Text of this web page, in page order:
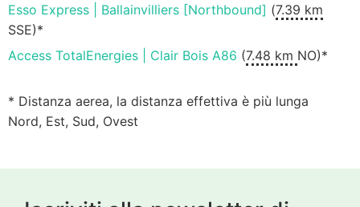
Esso Express | Ballainvilliers [Northbound] (7.39 km
SSE)*
Access TotalEnergies | Clair Bois A86 (7.48 km NO)*
* Distanza aerea, la distanza effettiva è più lunga
Nord, Est, Sud, Ovest